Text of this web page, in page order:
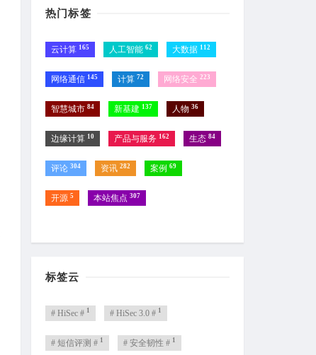
热门标签
云计算 165 人工智能 62 大数据 112
网络通信 145 计算 72 网络安全 223
智慧城市 84 新基建 137 人物 36
边缘计算 10 产品与服务 162 生态 84
评论 304 资讯 282 案例 69
开源 5 本站焦点 307
标签云
# HiSec # 1 # HiSec 3.0 # 1
# 短信评测 # 1 # 安全韧性 # 1